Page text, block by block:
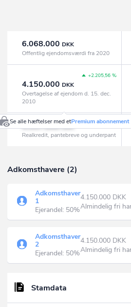
6.068.000 DKK
Offentlig ejendomsværdi fra 2020
+2.205,56 %
4.150.000 DKK
Overtagelse af ejendom d. 15. dec.
2010
5.557.000
Se alle hæftelser med etPremium abonnement
Realkredit, pantebreve og underpant
Adkomsthavere (2)
Adkomsthaver
1
Ejerandel: 50%
4.150.000 DKK
Almindelig fri
Adkomsthaver
2
Ejerandel: 50%
4.150.000 DKK
Almindelig fri
Stamdata